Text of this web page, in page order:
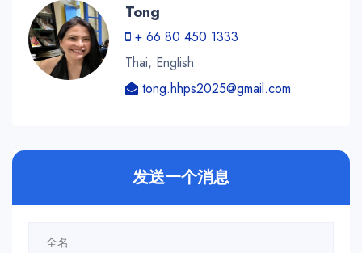
Tong
+ 66 80 450 1333
Thai, English
tong.hhps2025@gmail.com
发送一个消息